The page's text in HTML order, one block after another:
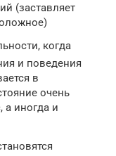
(заставляет
когда
и поведения
в
очень
а иногда и